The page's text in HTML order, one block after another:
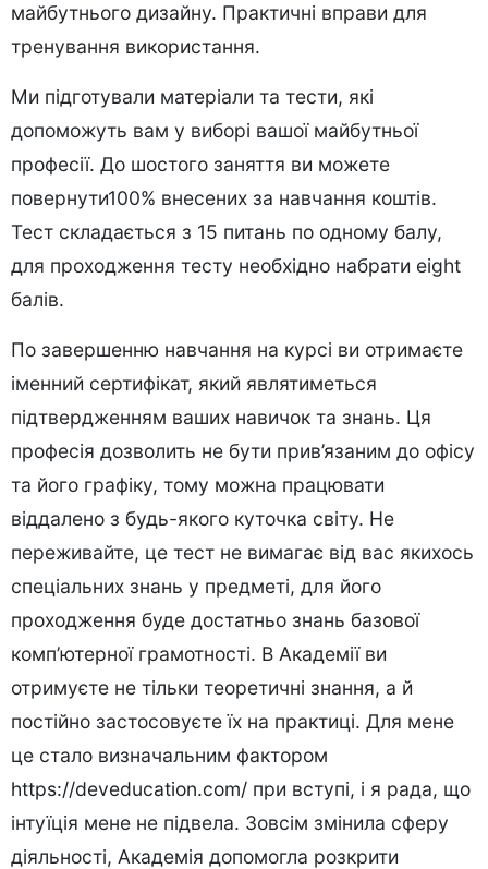
майбутнього дизайну. Практичні вправи для
тренування використання.
Ми підготували матеріали та тести, які
допоможуть вам у виборі вашої майбутньої
професії. До шостого заняття ви можете
повернути100% внесених за навчання коштів.
Тест складається з 15 питань по одному балу,
для проходження тесту необхідно набрати eight
балів.
По завершенню навчання на курсі ви отримаєте
іменний сертифікат, який являтиметься
підтвердженням ваших навичок та знань. Ця
професія дозволить не бути прив’язаним до офісу
та його графіку, тому можна працювати
віддалено з будь-якого куточка світу. Не
переживайте, це тест не вимагає від вас якихось
спеціальних знань у предметі, для його
проходження буде достатньо знань базової
комп’ютерної грамотності. В Академії ви
отримуєте не тільки теоретичні знання, а й
постійно застосовуєте їх на практиці. Для мене
це стало визначальним фактором
https://deveducation.com/ при вступі, і я рада, що
інтуїція мене не підвела. Зовсім змінила сферу
діяльності, Академія допомогла розкрити